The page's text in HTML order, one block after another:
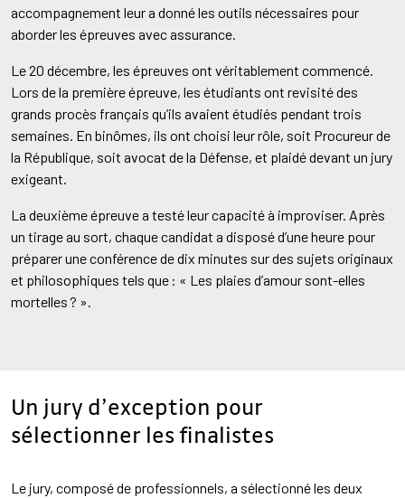
accompagnement leur a donné les outils nécessaires pour
aborder les épreuves avec assurance.
Le 20 décembre, les épreuves ont véritablement commencé.
Lors de la première épreuve, les étudiants ont revisité des
grands procès français qu’ils avaient étudiés pendant trois
semaines. En binômes, ils ont choisi leur rôle, soit Procureur de
la République, soit avocat de la Défense, et plaidé devant un jury
exigeant.
La deuxième épreuve a testé leur capacité à improviser. Après
un tirage au sort, chaque candidat a disposé d’une heure pour
préparer une conférence de dix minutes sur des sujets originaux
et philosophiques tels que : « Les plaies d’amour sont-elles
mortelles ? ».
Un jury d’exception pour
sélectionner les finalistes
Le jury, composé de professionnels, a sélectionné les deux